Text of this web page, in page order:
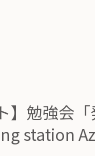
】勉強会
station Az